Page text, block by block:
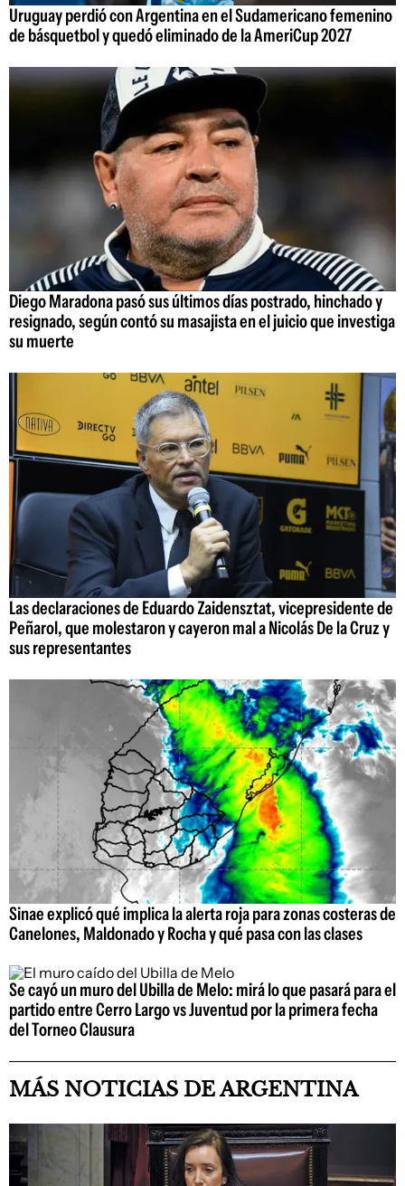
Uruguay perdió con Argentina en el Sudamericano femenino
de básquetbol y quedó eliminado de la AmeriCup 2027
Diego Maradona pasó sus últimos días postrado, hinchado y
resignado, según contó su masajista en el juicio que investiga
su muerte
Las declaraciones de Eduardo Zaidensztat, vicepresidente de
Peñarol, que molestaron y cayeron mal a Nicolás De la Cruz y
sus representantes
Sinae explicó qué implica la alerta roja para zonas costeras de
Canelones, Maldonado y Rocha y qué pasa con las clases
Se cayó un muro del Ubilla de Melo: mirá lo que pasará para el
partido entre Cerro Largo vs Juventud por la primera fecha
del Torneo Clausura
MÁS NOTICIAS DE ARGENTINA